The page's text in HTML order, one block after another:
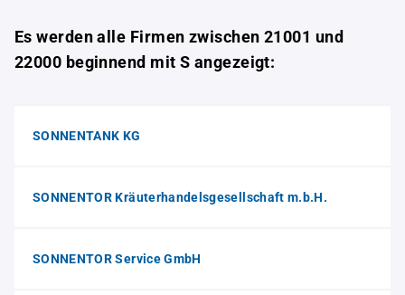
Es werden alle Firmen zwischen 21001 und
22000 beginnend mit S angezeigt:
SONNENTANK KG
SONNENTOR Kräuterhandelsgesellschaft m.b.H.
SONNENTOR Service GmbH